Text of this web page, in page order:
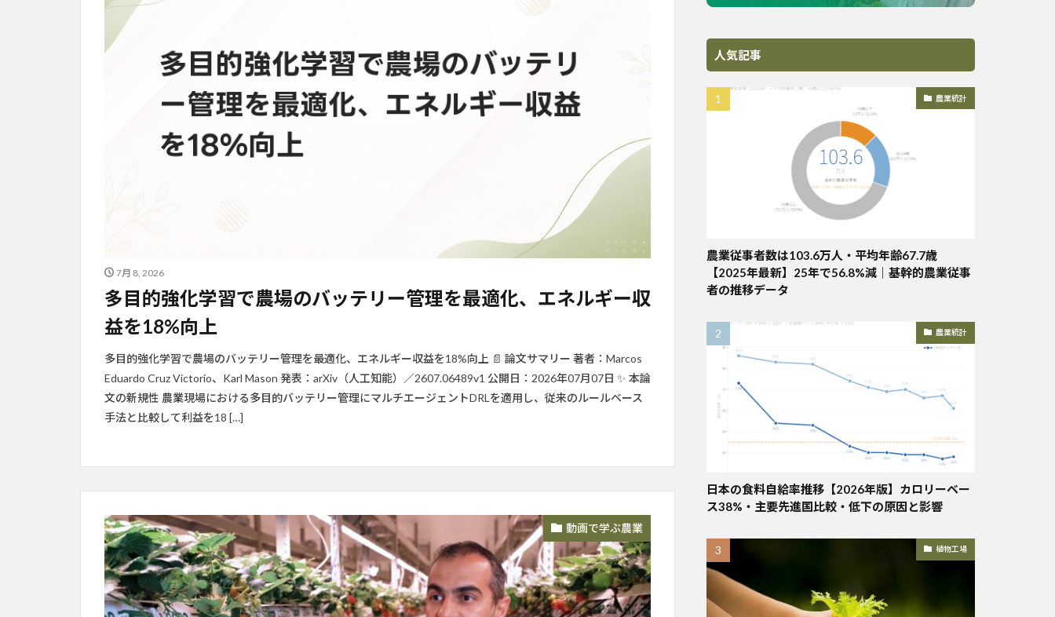
7月 8, 2026
多目的強化学習で農場のバッテリー管理を最適化、エネルギー収
益を18%向上
多目的強化学習で農場のバッテリー管理を最適化、エネルギー収益を18%向上 📄 論文サマリー 著者：Marcos
Eduardo Cruz Victorio、Karl Mason 発表：arXiv（人工知能）／2607.06489v1 公開日：2026年07月07日 ✨ 本論
文の新規性 農業現場における多目的バッテリー管理にマルチエージェントDRLを適用し、従来のルールベース
手法と比較して利益を18 […]
動画で学ぶ農業
人気記事
農業統計
農業従事者数は103.6万人・平均年齢67.7歳
【2025年最新】25年で56.8%減｜基幹的農業従事
者の推移データ
農業統計
日本の食料自給率推移【2026年版】カロリーベー
ス38%・主要先進国比較・低下の原因と影響
植物工場